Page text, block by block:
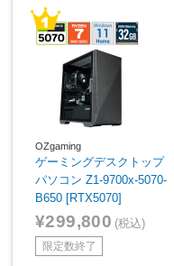
OZgaming
ゲーミングデスクトップ
パソコン Z1-9700x-5070-
B650 [RTX5070]
¥299,800 (税込)
限定数終了